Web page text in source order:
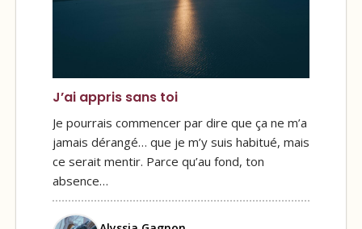
J’ai appris sans toi
Je pourrais commencer par dire que ça ne m’a
jamais dérangé… que je m’y suis habitué, mais
ce serait mentir. Parce qu’au fond, ton
absence…